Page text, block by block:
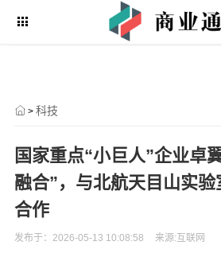
> 科技
国家重点“小巨人”企业卓
融合”，与北航天目山实
合作
发布于：2026-05-13 10:08:58 来源:互联网